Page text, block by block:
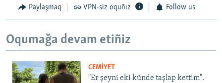
Paylaşmaq VPN-siz oquñız Follow us
Oqumağa devam etiñiz
CEMİYET
"Er şeyni eki künde taşlap kettim".